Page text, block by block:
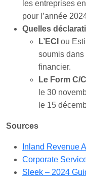
les entreprises
pour l’année
Quelles
L’ECI ou
soumis dans
financier.
Le Form C/
le 30
le 15
Sources
Inland Revenue
Corporate
Sleek – 2024